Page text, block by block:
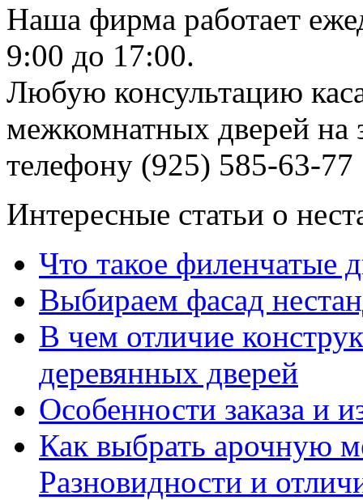
Наша фирма работает
9:00 до 17:00.
Любую консультацию
межкомнатных дверей на
телефону (925) 585-63-77
Интересные статьи о
Что такое филенчатые
Выбираем фасад
В чем отличие
деревянных дверей
Особенности заказа и
Как выбрать арочную
Разновидности и